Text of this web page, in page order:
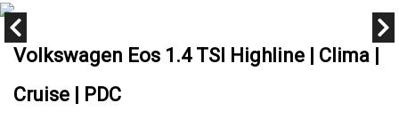
Volkswagen Eos 1.4 TSI Highline | Clima |
Cruise | PDC